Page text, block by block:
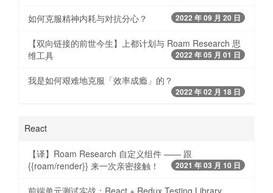
如何克服精神内耗与对抗分心？ 2022 年 09 月 20 日
【双向链接的前世今生】上都计划与 Roam Research 思
维工具
2022 年 05 月 01 日
我是如何艰难地克服「效率成瘾」的？
2022 年 02 月 18 日
React
【译】Roam Research 自定义组件 —— 跟
{{roam/render}} 来一次亲密接触！
2021 年 03 月 10 日
前端单元测试实战：React + Redux Testing Library